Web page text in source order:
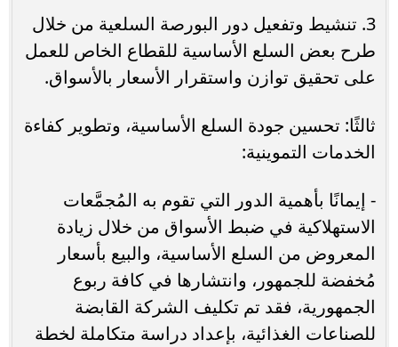
3. تنشيط وتفعيل دور البورصة السلعية من خلال
طرح بعض السلع الأساسية للقطاع الخاص للعمل
على تحقيق توازن واستقرار الأسعار بالأسواق.
ثالثًا: تحسين جودة السلع الأساسية، وتطوير كفاءة
الخدمات التموينية:
- إيمانًا بأهمية الدور التي تقوم به المُجمَّعات
الاستهلاكية في ضبط الأسواق من خلال زيادة
المعروض من السلع الأساسية، والبيع بأسعار
مُخفضة للجمهور، وانتشارها في كافة ربوع
الجمهورية، فقد تم تكليف الشركة القابضة
للصناعات الغذائية، بإعداد دراسة متكاملة لخطة